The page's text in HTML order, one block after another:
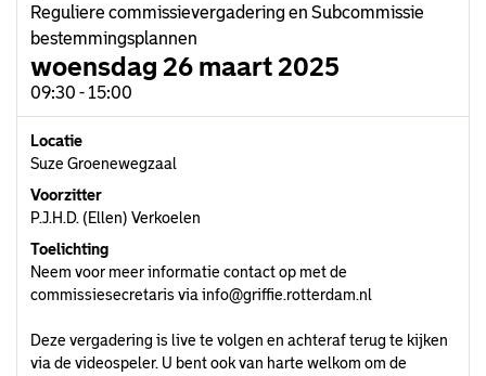
Reguliere commissievergadering en Subcommissie
bestemmingsplannen
woensdag 26 maart 2025
09:30 - 15:00
Locatie
Suze Groenewegzaal
Voorzitter
P.J.H.D. (Ellen) Verkoelen
Toelichting
Neem voor meer informatie contact op met de
commissiesecretaris via info@griffie.rotterdam.nl
Deze vergadering is live te volgen en achteraf terug te kijken
via de videospeler. U bent ook van harte welkom om de